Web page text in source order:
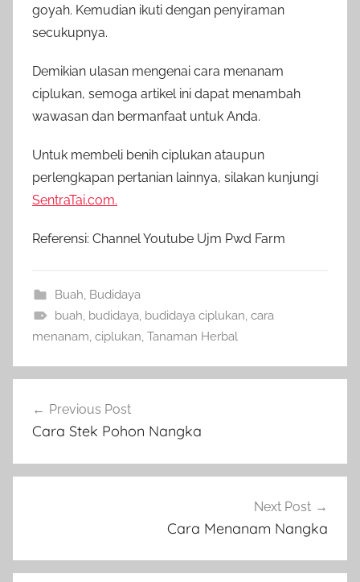
goyah. Kemudian ikuti dengan penyiraman
secukupnya.
Demikian ulasan mengenai cara menanam
ciplukan, semoga artikel ini dapat menambah
wawasan dan bermanfaat untuk Anda.
Untuk membeli benih ciplukan ataupun
perlengkapan pertanian lainnya, silakan kunjungi
SentraTai.com.
Referensi: Channel Youtube Ujm Pwd Farm
Buah, Budidaya
buah, budidaya, budidaya ciplukan, cara
menanam, ciplukan, Tanaman Herbal
pos
Previous Post
Cara Stek Pohon Nangka
Next Post
Cara Menanam Nangka